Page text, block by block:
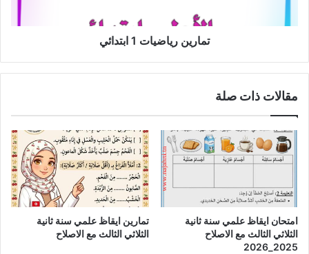
تمارين رياضيات 1 ابتدائي
مقالات ذات صلة
امتحان ايقاظ علمي سنة ثانية
الثلاثي الثالث مع الاصلاح
2025_2026
تمارين ايقاظ علمي سنة ثانية
الثلاثي الثالث مع الاصلاح